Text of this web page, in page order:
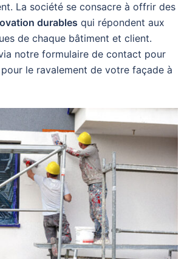
La société se consacre à offrir des
durables qui répondent aux
de chaque bâtiment et client.
notre formulaire de contact pour
le ravalement de votre façade à